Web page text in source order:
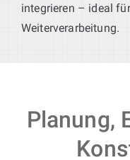
integrieren – ideal
Weiterverarbeitung.
Planung,